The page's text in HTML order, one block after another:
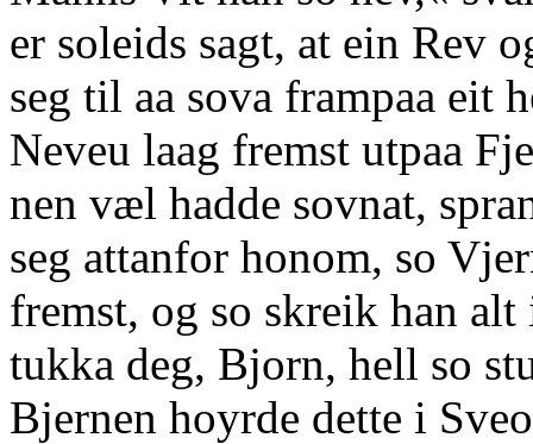
er soleids sagt, at ein Rev
seg til aa sova frampaa eit
Neveu laag fremst utpaa
nen væl hadde sovnat,
seg attanfor honom, so
fremst, og so skreik han
tukka deg, Bjorn, hell so
Bjernen hoyrde dette i